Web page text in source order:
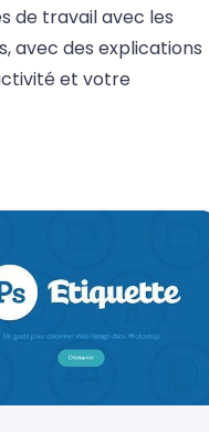
de travail avec les
avec des explications
et votre